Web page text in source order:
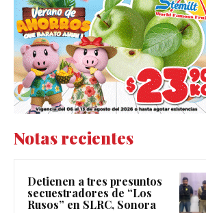
Notas recientes
Detienen a tres presuntos
secuestradores de “Los
Rusos” en SLRC, Sonora